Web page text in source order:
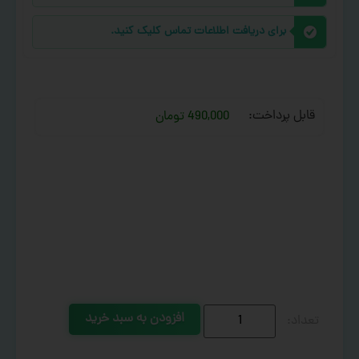
برای دریافت اطلاعات تماس کلیک کنید.
قابل پرداخت: 490,000 تومان
افزودن به سبد خرید